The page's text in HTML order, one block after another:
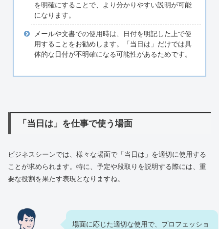
を明確にすることで、より分かりやすい説明が可能
になります。
メールや文書での使用時は、日付を明記した上で使
用することをお勧めします。「当日は」だけでは具
体的な日付が不明確になる可能性があるためです。
「当日は」を仕事で使う場面
ビジネスシーンでは、様々な場面で「当日は」を適切に使用する
ことが求められます。特に、予定や段取りを説明する際には、重
要な役割を果たす表現となりますね。
場面に応じた適切な使用で、プロフェッショ